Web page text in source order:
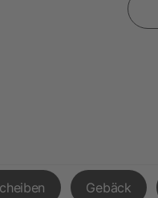
Gebäck